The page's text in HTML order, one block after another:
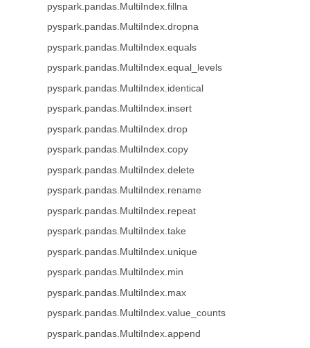
pyspark.pandas.MultiIndex.fillna
pyspark.pandas.MultiIndex.dropna
pyspark.pandas.MultiIndex.equals
pyspark.pandas.MultiIndex.equal_levels
pyspark.pandas.MultiIndex.identical
pyspark.pandas.MultiIndex.insert
pyspark.pandas.MultiIndex.drop
pyspark.pandas.MultiIndex.copy
pyspark.pandas.MultiIndex.delete
pyspark.pandas.MultiIndex.rename
pyspark.pandas.MultiIndex.repeat
pyspark.pandas.MultiIndex.take
pyspark.pandas.MultiIndex.unique
pyspark.pandas.MultiIndex.min
pyspark.pandas.MultiIndex.max
pyspark.pandas.MultiIndex.value_counts
pyspark.pandas.MultiIndex.append